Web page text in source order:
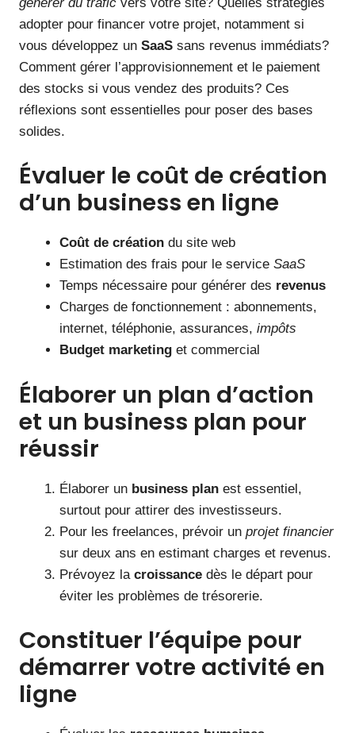
adopter pour financer votre projet, notamment si
vous développez un SaaS sans revenus immédiats?
Comment gérer l’approvisionnement et le paiement
des stocks si vous vendez des produits? Ces
réflexions sont essentielles pour poser des bases
solides.
Évaluer le coût de création
d’un business en ligne
Coût de création du site web
Estimation des frais pour le service SaaS
Temps nécessaire pour générer des revenus
Charges de fonctionnement : abonnements,
internet, téléphonie, assurances, impôts
Budget marketing et commercial
Élaborer un plan d’action
et un business plan pour
réussir
Élaborer un business plan est essentiel,
surtout pour attirer des investisseurs.
Pour les freelances, prévoir un projet financier
sur deux ans en estimant charges et revenus.
Prévoyez la croissance dès le départ pour
éviter les problèmes de trésorerie.
Constituer l’équipe pour
démarrer votre activité en
ligne